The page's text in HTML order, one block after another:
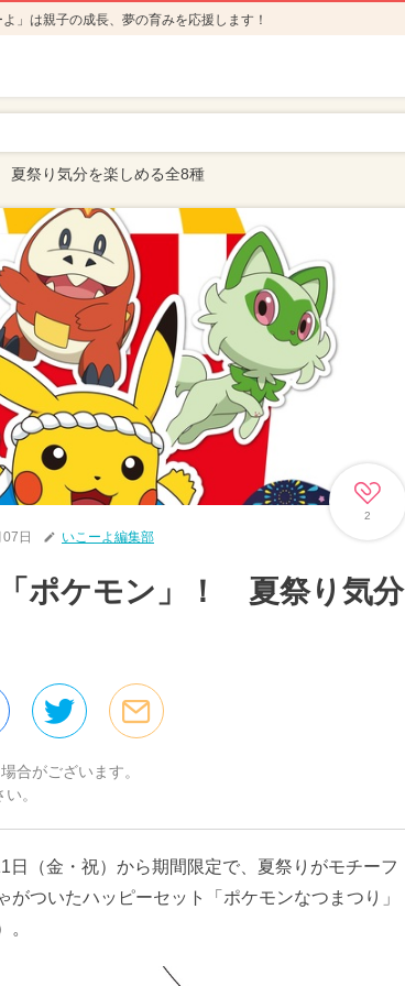
」は親子の成長、夢の育みを応援します！
祭り気分を楽しめる全8種
2
日 いこーよ編集部
ポケモン」！ 夏祭り気分
合がございます。
。
（金・祝）から期間限定で、夏祭りがモチーフ
ついたハッピーセット「ポケモンなつまつり」
。